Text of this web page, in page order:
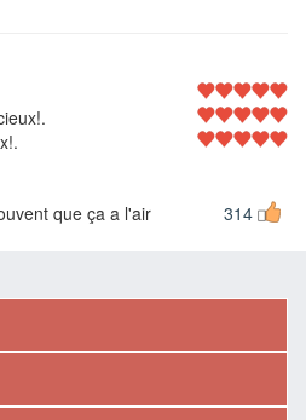
314
que ça a l'air